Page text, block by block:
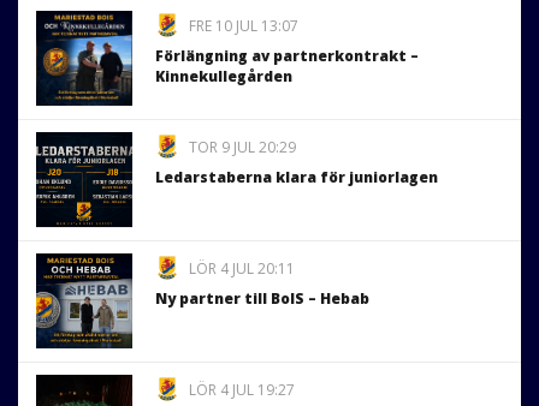
FRE 10 JUL 13:07
Förlängning av partnerkontrakt –
Kinnekullegården
TOR 9 JUL 20:29
Ledarstaberna klara för juniorlagen
LÖR 4 JUL 20:11
Ny partner till BoIS – Hebab
LÖR 4 JUL 19:27